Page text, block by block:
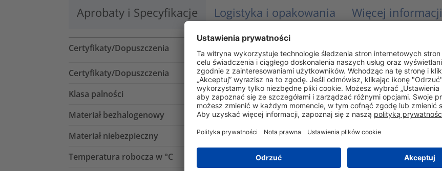
Aprobaty i Specyfikacje Logistyka i opakowania Więcej informacji
Certyfikaty/Dopuszczenia
Certyfikaty/Dopuszczenia
EN 60062, IEC 304
Klasa palności
UL 94 V0
Materiał bezhalogenowy
Tak
Materiał niebezpieczny
Nie
Temperatura robocza w °C
-40°C do +85°C